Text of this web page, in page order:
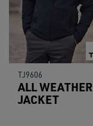
TJ9606
ALL WEATHER
JACKET